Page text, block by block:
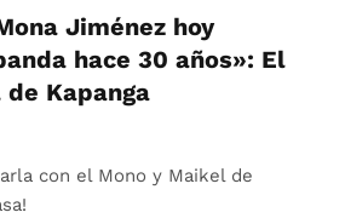
Jiménez hoy
hace 30 años»: El
Kapanga
con el Mono y Maikel de